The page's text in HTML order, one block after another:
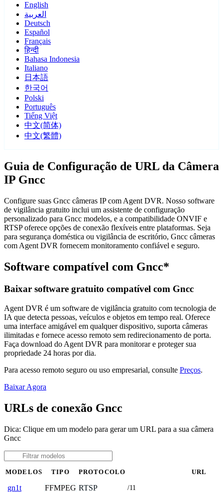
English
العربية
Deutsch
Español
Français
हिन्दी
Bahasa Indonesia
Italiano
日本語
한국어
Polski
Português
Tiếng Việt
中文(简体)
中文(繁體)
Guia de Configuração de URL da Câmera
IP Gncc
Configure suas Gncc câmeras IP com Agent DVR. Nosso software
de vigilância gratuito inclui um assistente de configuração
personalizado para Gncc modelos, e a compatibilidade ONVIF e
RTSP oferece opções de conexão flexíveis entre plataformas. Seja
para segurança doméstica ou vigilância de escritório, Gncc câmeras
com Agent DVR fornecem monitoramento confiável e seguro.
Software compatível com Gncc*
Baixar software gratuito compatível com Gncc
Agent DVR é um software de vigilância gratuito com tecnologia de
IA que detecta pessoas, veículos e objetos em tempo real. Oferece
uma interface amigável em qualquer dispositivo, suporta câmeras
ilimitadas e fornece acesso remoto sem redirecionamento de porta.
Faça download do Agent DVR para monitorar e proteger sua
propriedade 24 horas por dia.
Para acesso remoto seguro ou uso empresarial, consulte Preços.
Baixar Agora
URLs de conexão Gncc
Dica: Clique em um modelo para gerar um URL para a sua câmera
Gncc
MODELOS TIPO PROTOCOLO URL
gn1t FFMPEG RTSP /11